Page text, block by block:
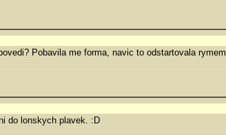
Pobavila me forma, navic to odstartovala rymem.
do lonskych plavek. :D